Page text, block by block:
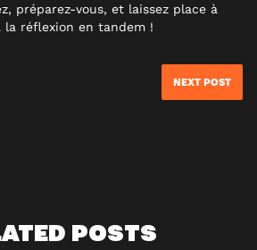
préparez-vous, et laissez place à
la réflexion en tandem !
NEXT POST
POSTS